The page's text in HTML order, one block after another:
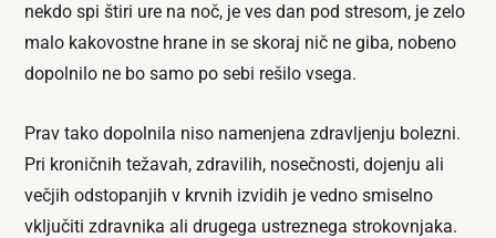
nekdo spi štiri ure na noč, je ves dan pod stresom, je zelo
malo kakovostne hrane in se skoraj nič ne giba, nobeno
dopolnilo ne bo samo po sebi rešilo vsega.
Prav tako dopolnila niso namenjena zdravljenju bolezni.
Pri kroničnih težavah, zdravilih, nosečnosti, dojenju ali
večjih odstopanjih v krvnih izvidih je vedno smiselno
vključiti zdravnika ali drugega ustreznega strokovnjaka.